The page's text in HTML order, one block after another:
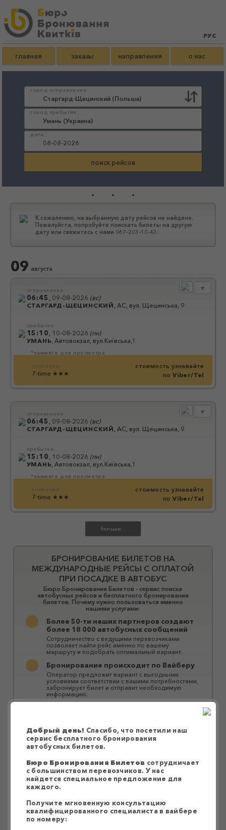
главная заказы направления о нас
город отправления:
город прибытия:
дата:
...
К сожалению, на выбранную дату рейсов не найдено.
Пожалуйста, попробуйте поискать билеты на другую
дату или свяжитесь с нами 067-203-10-43.
09 августа
▼
*нажмите для просмотра
отправление:
06:45 09-08-2026 (вс)
СТАРГАРД-ЩЕЦИНСКИЙ АС, вул. Щецинська, 9
прибытие:
15:10 10-08-2026 (пн)
УМАНЬ Автовокзал, вул.Київська,1
компания:
7-time ★★★
стоимость узнавайте
поViber/Tel
▼
*нажмите для просмотра
отправление:
06:45 09-08-2026 (вс)
СТАРГАРД-ЩЕЦИНСКИЙ АС, вул. Щецинська, 9
прибытие:
15:10 10-08-2026 (пн)
УМАНЬ Автовокзал, вул.Київська,1
компания:
7-time ★★★
стоимость узнавайте
поViber/Tel
БРОНИРОВАНИЕ БИЛЕТОВ НА
МЕЖДУНАРОДНЫЕ РЕЙСЫ С ОПЛАТОЙ
ПРИ ПОСАДКЕ В АВТОБУС
Бюро Бронирования Билетов - сервис поиска
автобусных рейсов и бесплатного бронирования
билетов. Почему нужно пользоваться именно
нашими услугами:
Более 50-ти наших партнеров создают
более 18 000 автобусных сообщений
Сотрудничество с ведущими перевозчиками
позволяет найти рейс именно по вашему
маршруту и ​​подобрать оптимальный вариант.
Бронирование происходит по Вайберу
Оператор предложит вариант с выгодными
условиями соответствии с вашими потребностями,
забронирует билет и отправит необходимую
информацию.
Удобный интерфейс сайта позволяет быстро
найти необходимый рейс и осуществить
бронирование. Достаточно заполнить форму под
Вайбер придет сообщение с подтверждением и
подробной информацией о выезде.
Оплата водителю при посадке в
автобус
автобус или за персональной ссылкой в ​​Приват24.
Перевозки осуществляются большими
комфортабельными автобусами
Добрый день! Спасибо, что посетили наш
сервис бесплатного бронирования
автобусных билетов.
Бюро Бронирования Билетов сотрудничает
с большинством перевозчиков. У нас
найдется специальное предложение для
каждого.
Получите мгновенную консультацию
квалифицированного специалиста в вайбере
по номеру: